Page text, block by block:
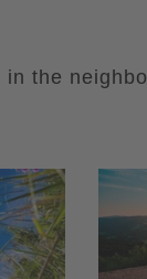
in the